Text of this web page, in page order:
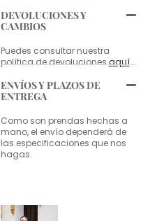
DEVOLUCIONES Y
CAMBIOS
Puedes consultar nuestra
política de devolucionesaquí.
ENVÍOS Y PLAZOS DE
ENTREGA
Como son prendas hechas a
mano, el envío dependerá de
las especificaciones que nos
hagas.